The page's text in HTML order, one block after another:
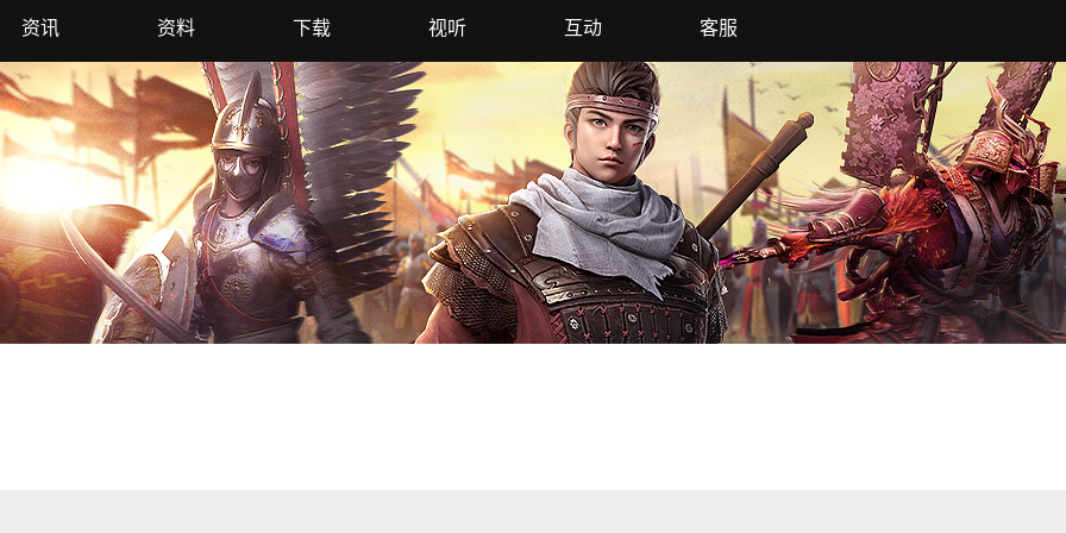
资讯 资料 下载 视听 互动 客服